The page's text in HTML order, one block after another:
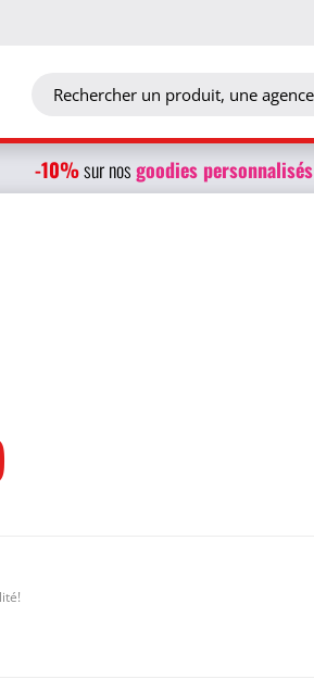
-10%sur nosgoodies personnalisés